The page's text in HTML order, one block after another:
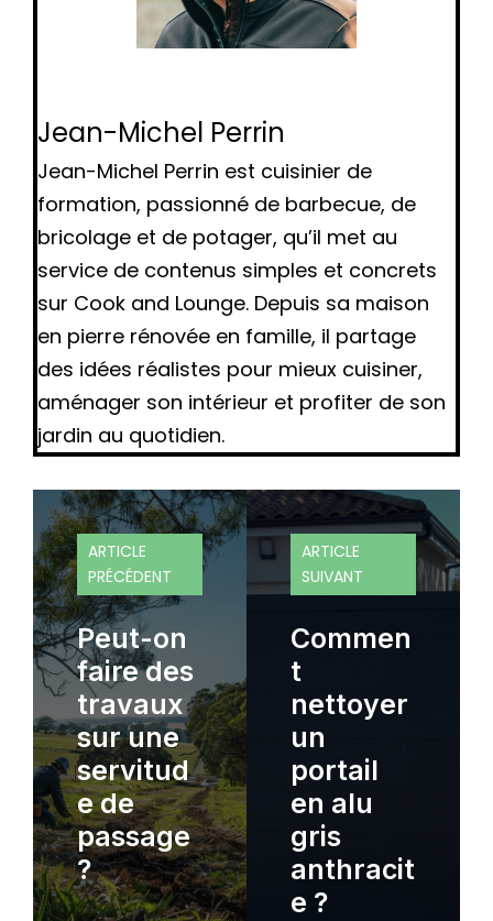
Jean-Michel Perrin
Jean-Michel Perrin est cuisinier de
formation, passionné de barbecue, de
bricolage et de potager, qu’il met au
service de contenus simples et concrets
sur Cook and Lounge. Depuis sa maison
en pierre rénovée en famille, il partage
des idées réalistes pour mieux cuisiner,
aménager son intérieur et profiter de son
jardin au quotidien.
ARTICLE
PRÉCÉDENT
Peut-on
faire des
travaux
sur une
servitud
e de
passage
?
ARTICLE
SUIVANT
Commen
t
nettoyer
un
portail
en alu
gris
anthracit
e ?